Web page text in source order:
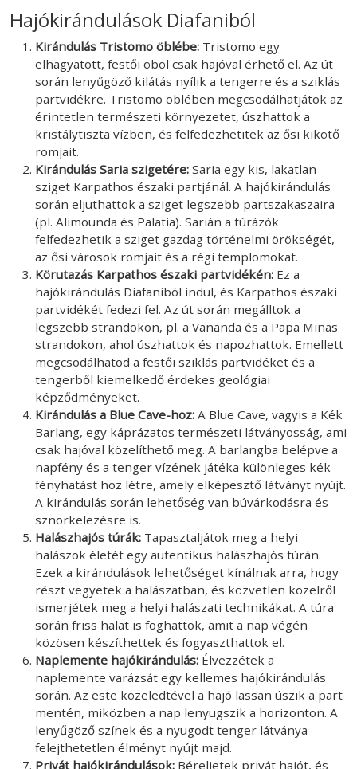
Hajókirándulások Diafaniból
Kirándulás Tristomo öblébe: Tristomo egy
elhagyatott, festői öböl csak hajóval érhető el. Az út
során lenyűgöző kilátás nyílik a tengerre és a sziklás
partvidékre. Tristomo öblében megcsodálhatjátok az
érintetlen természeti környezetet, úszhattok a
kristálytiszta vízben, és felfedezhetitek az ősi kikötő
romjait.
Kirándulás Saria szigetére: Saria egy kis, lakatlan
sziget Karpathos északi partjánál. A hajókirándulás
során eljuthattok a sziget legszebb partszakaszaira
(pl. Alimounda és Palatia). Sarián a túrázók
felfedezhetik a sziget gazdag történelmi örökségét,
az ősi városok romjait és a régi templomokat.
Körutazás Karpathos északi partvidékén: Ez a
hajókirándulás Diafaniból indul, és Karpathos északi
partvidékét fedezi fel. Az út során megálltok a
legszebb strandokon, pl. a Vananda és a Papa Minas
strandokon, ahol úszhattok és napozhattok. Emellett
megcsodálhatod a festői sziklás partvidéket és a
tengerből kiemelkedő érdekes geológiai
képződményeket.
Kirándulás a Blue Cave-hoz: A Blue Cave, vagyis a Kék
Barlang, egy káprázatos természeti látványosság, ami
csak hajóval közelíthető meg. A barlangba belépve a
napfény és a tenger vízének játéka különleges kék
fényhatást hoz létre, amely elképesztő látványt nyújt.
A kirándulás során lehetőség van búvárkodásra és
sznorkelezésre is.
Halászhajós túrák: Tapasztaljátok meg a helyi
halászok életét egy autentikus halászhajós túrán.
Ezek a kirándulások lehetőséget kínálnak arra, hogy
részt vegyetek a halászatban, és közvetlen közelről
ismerjétek meg a helyi halászati technikákat. A túra
során friss halat is foghattok, amit a nap végén
közösen készíthettek és fogyaszthattok el.
Naplemente hajókirándulás: Élvezzétek a
naplemente varázsát egy kellemes hajókirándulás
során. Az este közeledtével a hajó lassan úszik a part
mentén, miközben a nap lenyugszik a horizonton. A
lenyűgöző színek és a nyugodt tenger látványa
felejthetetlen élményt nyújt majd.
Privát hajókirándulások: Béreljetek privát hajót, és